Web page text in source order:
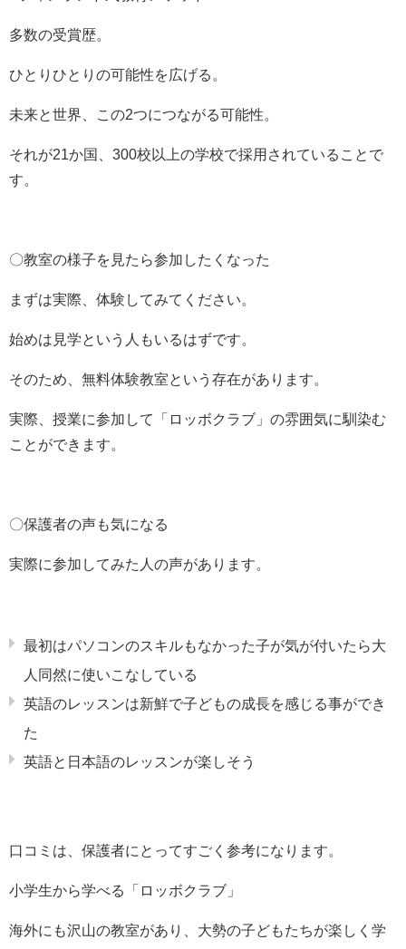
多数の受賞歴。
ひとりひとりの可能性を広げる。
未来と世界、この2つにつながる可能性。
それが21か国、300校以上の学校で採用されていることで
す。
〇教室の様子を見たら参加したくなった
まずは実際、体験してみてください。
始めは見学という人もいるはずです。
そのため、無料体験教室という存在があります。
実際、授業に参加して「ロッボクラブ」の雰囲気に馴染む
ことができます。
〇保護者の声も気になる
実際に参加してみた人の声があります。
最初はパソコンのスキルもなかった子が気が付いたら大
人同然に使いこなしている
英語のレッスンは新鮮で子どもの成長を感じる事ができ
た
英語と日本語のレッスンが楽しそう
口コミは、保護者にとってすごく参考になります。
小学生から学べる「ロッボクラブ」
海外にも沢山の教室があり、大勢の子どもたちが楽しく学